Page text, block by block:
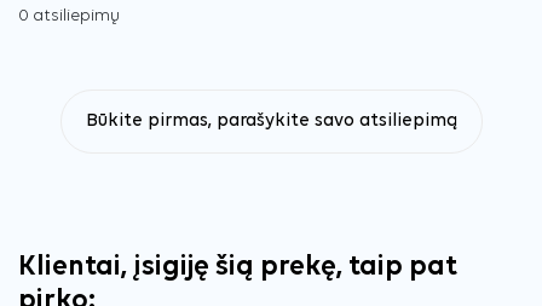
0 atsiliepimų
Būkite pirmas, parašykite savo atsiliepimą
Klientai, įsigiję šią prekę, taip pat